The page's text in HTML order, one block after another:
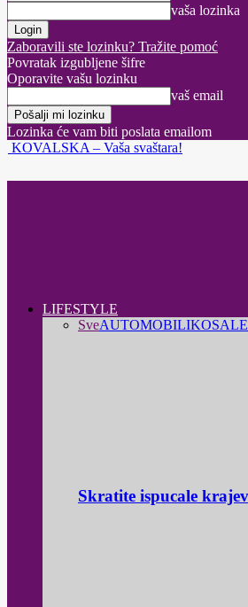
vaša lozinka
Zaboravili ste lozinku? Tražite pomoć
Povratak izgubljene šifre
Oporavite vašu lozinku
vaš email
Lozinka će vam biti poslata emailom
KOVALSKA – Vaša svaštara!
LIFESTYLE
SveAUTOMOBILIKOSA
Skratite ispucale